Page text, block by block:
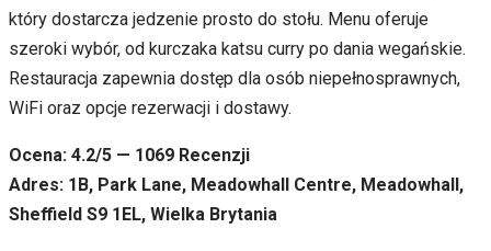
który dostarcza jedzenie prosto do stołu. Menu oferuje
szeroki wybór, od kurczaka katsu curry po dania wegańskie.
Restauracja zapewnia dostęp dla osób niepełnosprawnych,
WiFi oraz opcje rezerwacji i dostawy.
Ocena: 4.2/5 — 1069 Recenzji
Adres: 1B, Park Lane, Meadowhall Centre, Meadowhall,
Sheffield S9 1EL, Wielka Brytania